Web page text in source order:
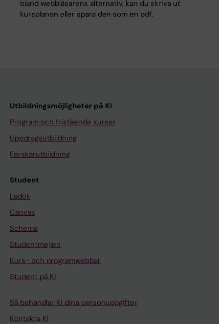
bland webbläsarens alternativ, kan du skriva ut
kursplanen eller spara den som en pdf.
Utbildningsmöjligheter på KI
Program och fristående kurser
Uppdragsutbildning
Forskarutbildning
Student
Ladok
Canvas
Schema
Studentmejlen
Kurs- och programwebbar
Student på KI
Så behandlar KI dina personuppgifter
Kontakta KI